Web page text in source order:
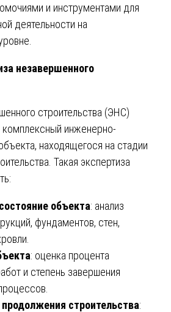
и инструментами для
деятельности на
незавершенного
строительства (ЭНС)
комплексный инженерно-
находящегося на стадии
Такая экспертиза
объекта: анализ
фундаментов, стен,
: оценка процента
и степень завершения
строительства: